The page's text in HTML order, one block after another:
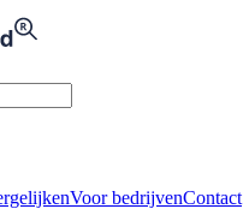
Voor bedrijvenContact